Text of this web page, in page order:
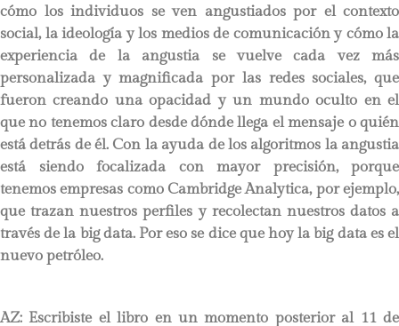
cómo los individuos se ven angustiados por el contexto
social, la ideología y los medios de comunicación y cómo la
experiencia de la angustia se vuelve cada vez más
personalizada y magnificada por las redes sociales, que
fueron creando una opacidad y un mundo oculto en el
que no tenemos claro desde dónde llega el mensaje o quién
está detrás de él. Con la ayuda de los algoritmos la angustia
está siendo focalizada con mayor precisión, porque
tenemos empresas como Cambridge Analytica, por ejemplo,
que trazan nuestros perfiles y recolectan nuestros datos a
través de la big data. Por eso se dice que hoy la big data es el
nuevo petróleo.
AZ: Escribiste el libro en un momento posterior al 11 de